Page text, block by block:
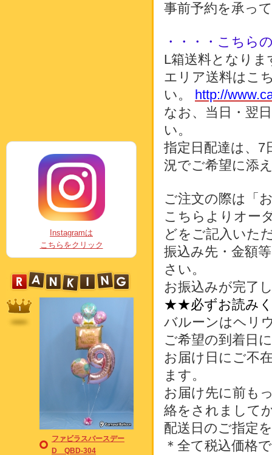
Instagramは
こちらをクリック
ファビラスバースデー
D QBD-304
事前予約を承っ
・・・・こちら
L箱送料となり
エリア送料はこ
い。 http://
なお、当日・翌
い。
指定日配達は、7
況でご希望に添
ご注文の際は「
こちらよりオー
どをご記入いた
振込み先・金額
さい。
お振込みが完了
★★必ずお読み
バルーンはヘリ
ご希望の到着日
お届け日にご不
ます。
お届け先に前も
絡をされまして
配送日のご指定
＊全て税込価格